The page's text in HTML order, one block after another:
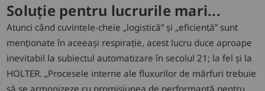
Soluție pentru lucrurile mari...
Atunci când cuvintele-cheie „logistică” și „eficiență” sunt
menționate în aceeași respirație, acest lucru duce aproape
inevitabil la subiectul automatizare în secolul 21; la fel și la
HOLTER. „Procesele interne ale fluxurilor de mărfuri trebuie